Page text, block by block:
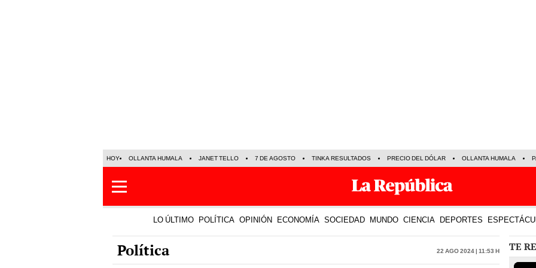
HOY OLLANTA HUMALA JANET TELLO 7 DE AGOSTO TINKA RESULTADOS PRECIO DEL DÓLAR OLLANTA HUMALA
LO ÚLTIMO POLÍTICA OPINIÓN ECONOMÍA SOCIEDAD MUNDO CIENCIA DEPORTES
Política 22 Ago 2024 | 11:53 h TE